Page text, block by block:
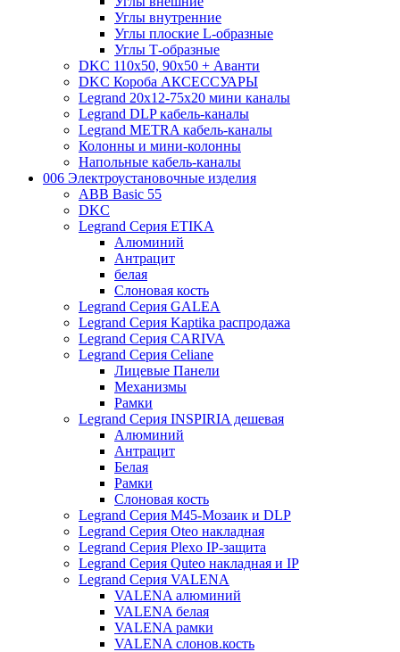
Углы внутренние
Углы плоские L-образные
Углы Т-образные
DKC 110х50, 90х50 + Аванти
DKC Короба АКСЕССУАРЫ
Legrand 20х12-75х20 мини каналы
Legrand DLP кабель-каналы
Legrand METRA кабель-каналы
Колонны и мини-колонны
Напольные кабель-каналы
006 Электроустановочные изделия
ABB Basic 55
DKC
Legrand Серия ETIKA
Алюминий
Антрацит
белая
Слоновая кость
Legrand Серия GALEA
Legrand Серия Kaptika распродажа
Legrand Серия CARIVA
Legrand Серия Celiane
Лицевые Панели
Механизмы
Рамки
Legrand Серия INSPIRIA дешевая
Алюминий
Антрацит
Белая
Рамки
Слоновая кость
Legrand Серия M45-Мозаик и DLP
Legrand Серия Oteo накладная
Legrand Серия Plexo IP-защита
Legrand Серия Quteo накладная и IP
Legrand Серия VALENA
VALENA алюминий
VALENA белая
VALENA рамки
VALENA слонов.кость